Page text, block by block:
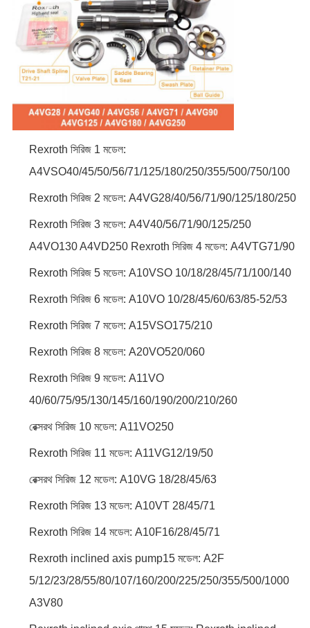
Rexroth সিরিজ 1 মডেল:
A4VSO40/45/50/56/71/125/180/250/355/500/750/100
Rexroth সিরিজ 2 মডেল: A4VG28/40/56/71/90/125/180/250
Rexroth সিরিজ 3 মডেল: A4V40/56/71/90/125/250
A4VO130 A4VD250 Rexroth সিরিজ 4 মডেল: A4VTG71/90
Rexroth সিরিজ 5 মডেল: A10VSO 10/18/28/45/71/100/140
Rexroth সিরিজ 6 মডেল: A10VO 10/28/45/60/63/85-52/53
Rexroth সিরিজ 7 মডেল: A15VSO175/210
Rexroth সিরিজ 8 মডেল: A20VO520/060
Rexroth সিরিজ 9 মডেল: A11VO
40/60/75/95/130/145/160/190/200/210/260
রেক্সরথ সিরিজ 10 মডেল: A11VO250
Rexroth সিরিজ 11 মডেল: A11VG12/19/50
রেক্সরথ সিরিজ 12 মডেল: A10VG 18/28/45/63
Rexroth সিরিজ 13 মডেল: A10VT 28/45/71
Rexroth সিরিজ 14 মডেল: A10F16/28/45/71
Rexroth inclined axis pump15 মডেল: A2F
5/12/23/28/55/80/107/160/200/225/250/355/500/1000
A3V80